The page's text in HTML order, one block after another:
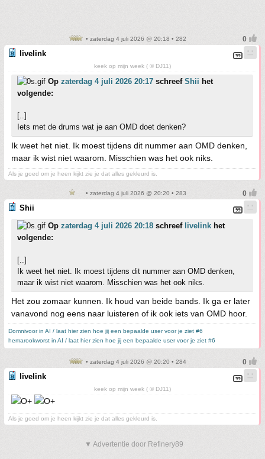
• zaterdag 4 juli 2026 @ 20:18 • 282
livelink
keek op mijn week ( © DJ11)
Op zaterdag 4 juli 2026 20:17 schreef Shii het
volgende:
[..]
Iets met de drums wat je aan OMD doet denken?
Ik weet het niet. Ik moest tijdens dit nummer aan OMD denken,
maar ik wist niet waarom. Misschien was het ook niks.
Als je goed om je heen kijkt zie je dat alles gekleurd is.
• zaterdag 4 juli 2026 @ 20:20 • 283
Shii
Op zaterdag 4 juli 2026 20:18 schreef livelink het
volgende:
[..]
Ik weet het niet. Ik moest tijdens dit nummer aan OMD denken,
maar ik wist niet waarom. Misschien was het ook niks.
Het zou zomaar kunnen. Ik houd van beide bands. Ik ga er later
vanavond nog eens naar luisteren of ik ook iets van OMD hoor.
Domnivoor in AI / laat hier zien hoe jij een bepaalde user voor je ziet #6
hemarookworst in AI / laat hier zien hoe jij een bepaalde user voor je ziet #6
• zaterdag 4 juli 2026 @ 20:20 • 284
livelink
keek op mijn week ( © DJ11)
Als je goed om je heen kijkt zie je dat alles gekleurd is.
▼ Advertentie door Refinery89